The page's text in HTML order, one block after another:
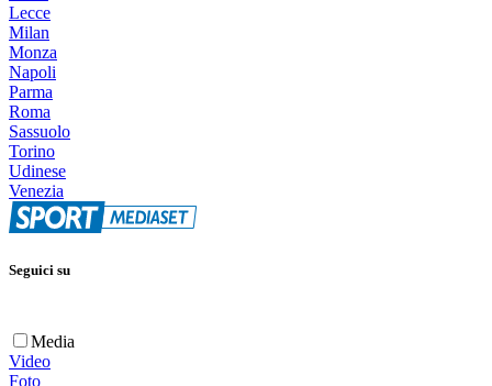
Lecce
Milan
Monza
Napoli
Parma
Roma
Sassuolo
Torino
Udinese
Venezia
Seguici su
Media
Video
Foto